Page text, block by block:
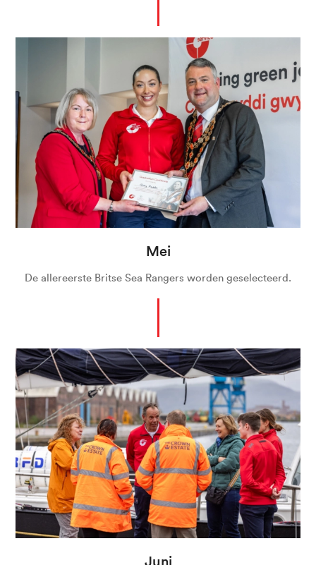
Mei
De allereerste Britse Sea Rangers worden geselecteerd.
Juni